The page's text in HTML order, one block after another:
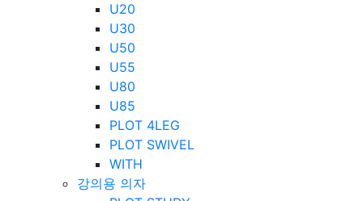
U20
U30
U50
U55
U80
U85
PLOT 4LEG
PLOT SWIVEL
WITH
강의용 의자